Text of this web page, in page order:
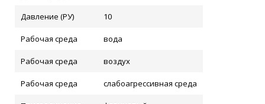
Давление (РУ) 10
Рабочая среда вода
Рабочая среда воздух
Рабочая среда слабоагрессивная среда